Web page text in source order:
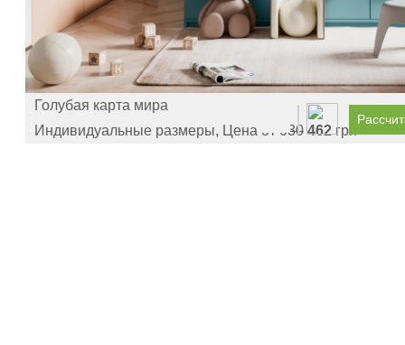
Голубая карта мира
Индивидуальные размеры, Цена от 630 462грн